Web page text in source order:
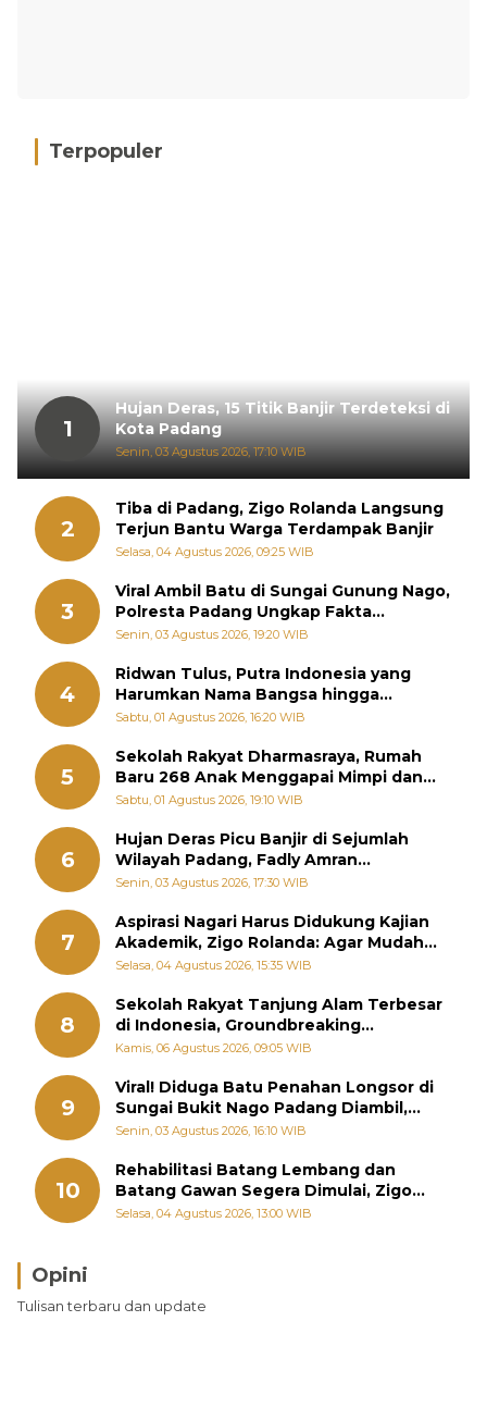
Terpopuler
1
Hujan Deras, 15 Titik Banjir Terdeteksi di
Kota Padang
Senin, 03 Agustus 2026, 17:10 WIB
2
Tiba di Padang, Zigo Rolanda Langsung
Terjun Bantu Warga Terdampak Banjir
Selasa, 04 Agustus 2026, 09:25 WIB
3
Viral Ambil Batu di Sungai Gunung Nago,
Polresta Padang Ungkap Fakta
Sebenarnya
Senin, 03 Agustus 2026, 19:20 WIB
4
Ridwan Tulus, Putra Indonesia yang
Harumkan Nama Bangsa hingga
Diabadikan dalam Buku Jepang
Sabtu, 01 Agustus 2026, 16:20 WIB
5
Sekolah Rakyat Dharmasraya, Rumah
Baru 268 Anak Menggapai Mimpi dan
Memutus Rantai Kemiskinan
Sabtu, 01 Agustus 2026, 19:10 WIB
6
Hujan Deras Picu Banjir di Sejumlah
Wilayah Padang, Fadly Amran
Perintahkan OPD Siaga
Senin, 03 Agustus 2026, 17:30 WIB
7
Aspirasi Nagari Harus Didukung Kajian
Akademik, Zigo Rolanda: Agar Mudah
Diperjuangkan di Kementerian
Selasa, 04 Agustus 2026, 15:35 WIB
8
Sekolah Rakyat Tanjung Alam Terbesar
di Indonesia, Groundbreaking
September
Kamis, 06 Agustus 2026, 09:05 WIB
9
Viral! Diduga Batu Penahan Longsor di
Sungai Bukit Nago Padang Diambil,
Warga Khawatir Bencana Terulang
Senin, 03 Agustus 2026, 16:10 WIB
10
Rehabilitasi Batang Lembang dan
Batang Gawan Segera Dimulai, Zigo
Rolanda Pastikan Proyek Berjalan
Selasa, 04 Agustus 2026, 13:00 WIB
Opini
Tulisan terbaru dan update